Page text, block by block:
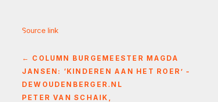
Source link
← COLUMN BURGEMEESTER MAGDA
JANSEN: ‘KINDEREN AAN HET ROER’ -
DEWOUDENBERGER.NL
PETER VAN SCHAIK,